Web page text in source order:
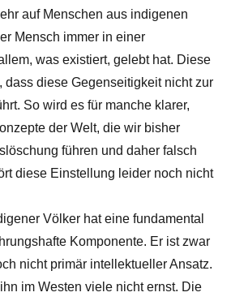
auf Menschen aus indigenen
Mensch immer in einer
was existiert, gelebt hat. Diese
dass diese Gegenseitigkeit nicht zur
So wird es für manche klarer,
der Welt, die wir bisher
führen und daher falsch
diese Einstellung leider noch nicht
Völker hat eine fundamental
Komponente. Er ist zwar
nicht primär intellektueller Ansatz.
im Westen viele nicht ernst. Die